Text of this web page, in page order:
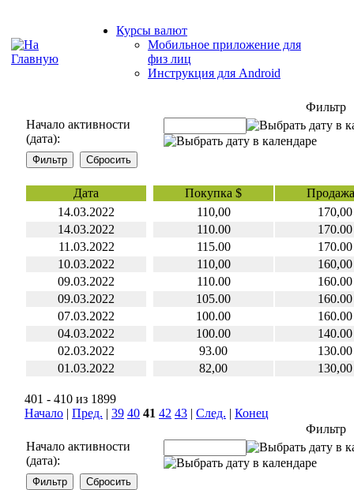
Курсы валют
Мобильное приложение для
физ лиц
Инструкция для Android
Фильтр
Начало активности
(дата):
Дата Покупка $
14.03.2022
110,00
170,00
14.03.2022
110.00
170.00
11.03.2022
115.00
170.00
10.03.2022
110,00
160,00
09.03.2022
110.00
160.00
09.03.2022
105.00
160.00
07.03.2022
100.00
160.00
04.03.2022
100.00
140.00
02.03.2022
93.00
130.00
01.03.2022
82,00 130,00
401 - 410 из 1899
Начало | Пред. | 39 40 41 42 43 | След. | Конец
Фильтр
Начало активности
(дата):